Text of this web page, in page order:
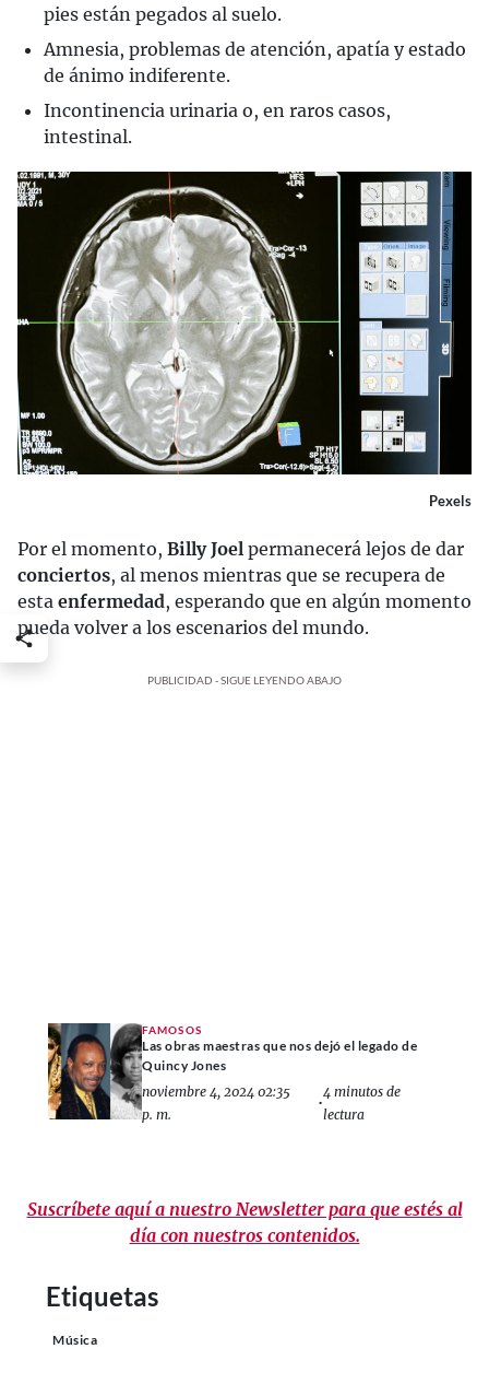
pies están pegados al suelo.
Amnesia, problemas de atención, apatía y estado
de ánimo indiferente.
Incontinencia urinaria o, en raros casos,
intestinal.
Pexels
Por el momento, Billy Joel permanecerá lejos de dar
conciertos, al menos mientras que se recupera de
esta enfermedad, esperando que en algún momento
pueda volver a los escenarios del mundo.
PUBLICIDAD - SIGUE LEYENDO ABAJO
FAMOSOS
Las obras maestras que nos dejó el legado de
Quincy Jones
noviembre 4, 2024 02:35
p. m.
•
4 minutos de
lectura
Suscríbete aquí a nuestro Newsletter para que estés al
día con nuestros contenidos.
Etiquetas
Música